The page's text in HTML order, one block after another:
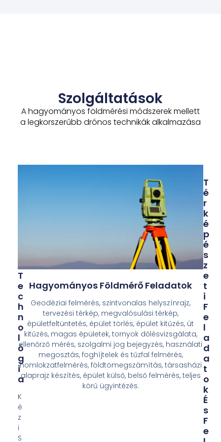
Szolgáltatások
A hagyományos földmérési módszerek mellett
a legkorszerűbb drónos technikák alkalmazása
V
T
E
C
H
N
O
L
Ó
G
I
A
K
é
z
i
S
Hagyományos Földmérő Feladatok
Geodéziai felmérés, szintvonalas helyszínrajz,
tervezési térkép, megvalósulási térkép,
épületfeltüntetés, épület törlés, épület kitűzés, út
kitűzés, magas épületek, tornyok dőlésvizsgálata,
ellenőrző mérés, szolgalmi jog bejegyzés, használati
megosztás, foghíjtelek és tűzfal felmérés,
homlokzatfelmérés, földtömegszámítás, társasházi
alaprajz készítés, épület külső, belső felmérés, teljes
körű ügyintézés.
T
É
R
K
É
P
É
S
Z
E
T
I
F
E
L
A
D
A
T
O
K
É
S
F
E